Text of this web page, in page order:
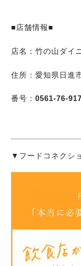
■店舗情報■
店名：竹の山ダ
住所：愛知県日進
番号：0561-76-
▼フードコネクシ